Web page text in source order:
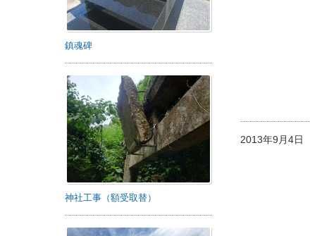
2013年9月4日
鎮魂碑
神社工事（額受取替）